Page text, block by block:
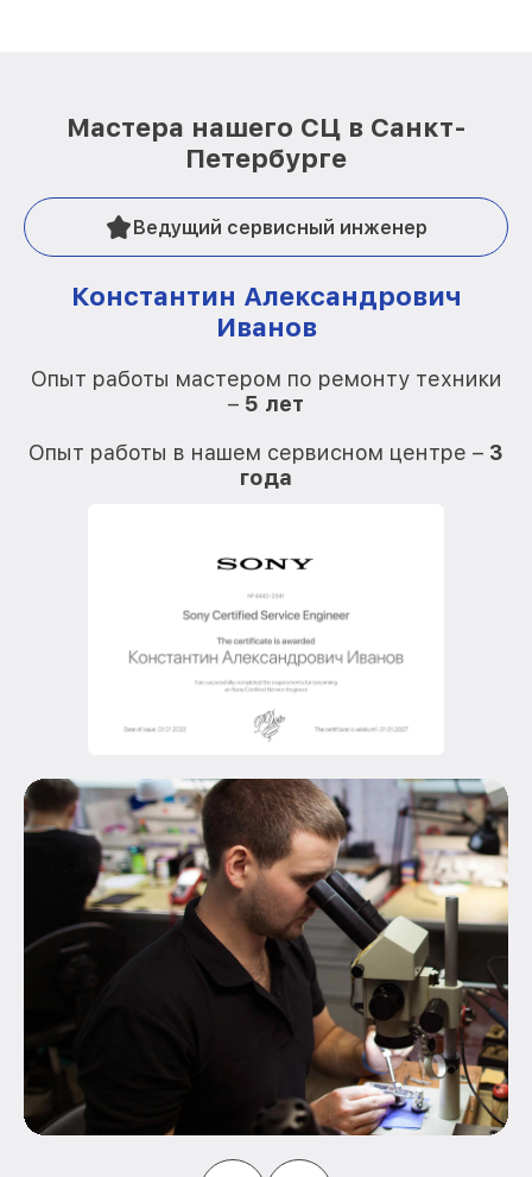
Мастера нашего СЦ в Санкт-
Петербурге
Ведущий сервисный инженер
Константин Александрович
Иванов
Опыт работы мастером по ремонту техники
– 5 лет
Опыт работы в нашем сервисном центре – 3
года